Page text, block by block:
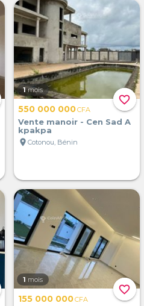
favorite_border
1 mois
550 000 000CFA
Vente manoir - Cen Sad A
kpakpa
location_on Cotonou, Bénin
favorite_border
1 mois
155 000 000CFA